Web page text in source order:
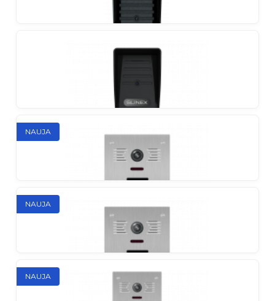
Slinex ML-16HD
korpusas daro šį skydelį aiškiu lyderiu savo klasėje
Antivandalinis lauko skydelis klasikiniame korpuse
Lauko skydelis su signalo išvedimu į DVR įrašymui
judesio metu ir AHD
NAUJA
Slinex MB-06CRHD
NAUJA
NAUJA